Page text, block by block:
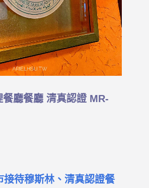
餐廳餐廳 清真認證 MR-
接待穆斯林、清真認證餐